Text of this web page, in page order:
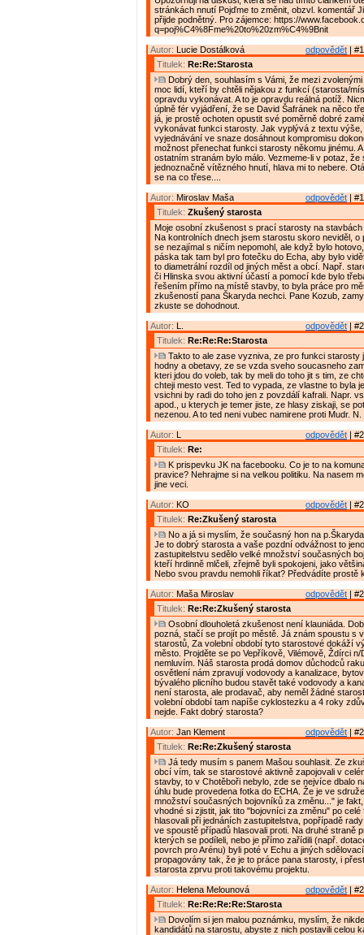
stránkách nnutí Pojďme to změnit, obzvl. komentář
přijde podnětný. Pro zájemce: https://
q=poj%C4%8Fme%20to%20zm%C4%9Bnit
odpovědět |
Autor: Lucie Dostálková
Titulek: Re:Re:Starosta
Dobrý den, souhlasím s Vámi, že mezi
moc lidí, kteří by chtěli nějakou z funkcí (starosta/
opravdu vykonávat. A to je opravdu reálná potíž.
úplně fér vyjádření, že se David Šafránek na něco
já, je prostě ochoten opustit své poměrně dobré
vykonávat funkci starosty. Jak vyplývá z textu
vyjednávání ve snaze dosáhnout kompromisu
možnost přenechat funkci starosty někomu jinému.
ostatním stranám bylo málo. Vezmeme-li v potaz, že
jednoznačně vítězného hnutí, hlava mi to nebere.
se na co třese....
odpovědět |
Autor: Miroslav Maša
Titulek: Zkušený starosta
Moje osobní zkušenost s prací starosty na
Na kontrolních dnech jsem starostu skoro neviděl, o
se nezajímal s ničím nepomohl, ale když bylo
páska tak tam byl pro fotečku do Echa, aby bylo
to diametrální rozdíl od jiných měst a obcí. Např.
či Hlinska svou aktivní účastí a pomocí kde bylo
řešením přímo na místě stavby, to byla práce pro
zkušeností pana Škaryda nechci. Pane Kozub,
zkuste se dohodnout.
odpovědět |
Autor: L.
Titulek: Re:Re:Re:Starosta
Takto to ale zase vyzniva, ze pro funkci starosty
hodny a obetavy, ze se vzda sveho soucasneho
kteri jdou do voleb, tak by meli do toho jit s tim, ze
chteji mesto vest. Ted to vypada, ze vlastne to byla
vsichni by radi do toho jen z povzdálí kafrali. Napr.
apod., u kterych je temer jiste, ze hlasy ziskaji, se
nezenou. A to ted neni vubec namirene proti Mudr. N.
odpovědět |
Autor: L
Titulek: Re:
K prispevku JK na facebooku. Co je to na
pravice? Nehrajme si na velkou politiku. Na nasem
jine veci.
odpovědět |
Autor: KO
Titulek: Re:Zkušený starosta
No a já si myslím, že současný hon na
Je to dobrý starosta a vaše pozdní odvážnost to
zastupitelstvu sedělo velké množství současných
kteří hrdinně mlčeli, zřejmě byli spokojeni, jako
Nebo svou pravdu nemohli říkat? Předvádíte prostě
odpovědět |
Autor: Maša Miroslav
Titulek: Re:Re:Zkušený starosta
Osobní dlouholetá zkušenost není klauniáda.
pozná, stačí se projít po městě. Já znám spoustu s
starostů, Za volební období tyto starostové dokáží
město. Projděte se po Vepříkově, Vilémově, Ždírci n/
nemluvím. Náš starosta prodá domov důchodců
osvětlení nám zpravují vodovody a kanalizace,
bývalého plicního budou stavět také vodovody a
není starosta, ale prodavač, aby neměl žádné
volební období tam napíše cyklostezku a 4 roky
nejde. Fakt dobrý starosta?
odpovědět |
Autor: Jan Klement
Titulek: Re:Re:Zkušený starosta
Já tedy musím s panem Mašou souhlasit. Ze
obcí vím, tak se starostové aktivně zapojovali v
stavby, to v Chotěboři nebylo, zde se nejvíce dbalo
úhlu bude provedena fotka do ECHA. Že je ve
množství současných bojovníků za změnu..." je
vhodné si zjistit, jak tito "bojovníci za změnu" po
hlasovali při jednáních zastupitelstva, popřípadě
ve spoustě případů hlasovali proti. Na druhé straně
kterých se podíleli, nebo je přímo zařídili (např.
povrch pro Arénu) byli poté v Echu a jiných
propagovány tak, že je to práce pana starosty, i
starosta zprvu proti takovému projektu.
odpovědět |
Autor: Helena Melounová
Titulek: Re:Re:Re:Re:Starosta
Dovolím si jen malou poznámku, myslím, že
kandidátů na starostu, abyste z nich postavili celou